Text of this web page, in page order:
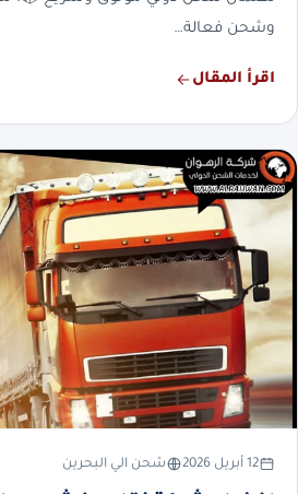
وشحن فعالة…
اقرأ المقال
12 أبريل 2026 شحن الي البحرين